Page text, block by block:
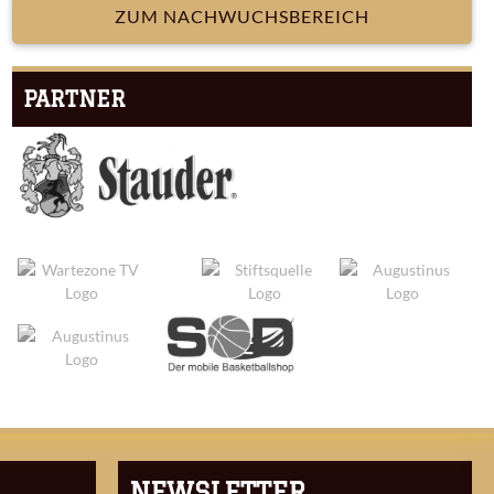
ZUM NACHWUCHSBEREICH
PARTNER